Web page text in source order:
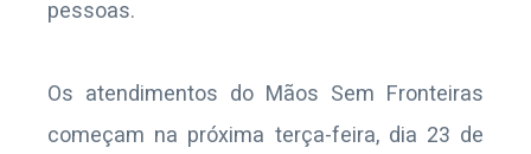
pessoas.
Os atendimentos do Mãos Sem Fronteiras
começam na próxima terça-feira, dia 23 de